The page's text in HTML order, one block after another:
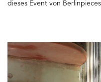
dieses Event von
Club und auch der zweite
dazwischen viel Platz zum
wird oder zum Bierchen